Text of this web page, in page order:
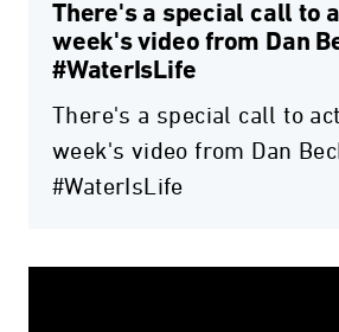
There's a special call to
week's video from Dan
#WaterIsLife
There's a special call to
week's video from Dan
#WaterIsLife